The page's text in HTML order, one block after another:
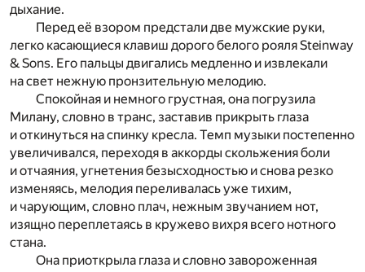
дыхание.
Перед её взором предстали две мужские руки,
легко касающиеся клавиш дорого белого рояля Steinway
& Sons. Его пальцы двигались медленно и извлекали
на свет нежную пронзительную мелодию.
Спокойная и немного грустная, она погрузила
Милану, словно в транс, заставив прикрыть глаза
и откинуться на спинку кресла. Темп музыки постепенно
увеличивался, переходя в аккорды скольжения боли
и отчаяния, угнетения безысходностью и снова резко
изменяясь, мелодия переливалась уже тихим,
и чарующим, словно плач, нежным звучанием нот,
изящно переплетаясь в кружево вихря всего нотного
стана.
Она приоткрыла глаза и словно завороженная